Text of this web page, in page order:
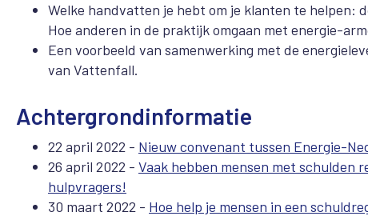
Welke handvatten je hebt om je klanten te helpen:
Hoe anderen in de praktijk omgaan met energie-
Een voorbeeld van samenwerking met de
van Vattenfall.
Achtergrondinformatie
22 april 2022 - Nieuw convenant tussen Energie-
26 april 2022 - Vaak hebben mensen met schulden
hulpvragers!
30 maart 2022 - Hoe help je mensen in een